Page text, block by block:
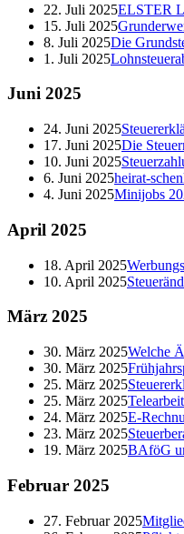
22. Juli 2025ELSTER
15. Juli 2025
8. Juli 2025Die
1. Juli 2025
Juni 2025
24. Juni 2025
17. Juni 2025Die
10. Juni 2025
6. Juni 2025heirat-
4. Juni 2025Minijobs
April 2025
18. April 2025
10. April 2025
März 2025
30. März 2025Welche
30. März 2025
25. März 2025
25. März 2025
24. März 2025E-
23. März 2025
19. März 2025BAföG
Februar 2025
27. Februar 2025